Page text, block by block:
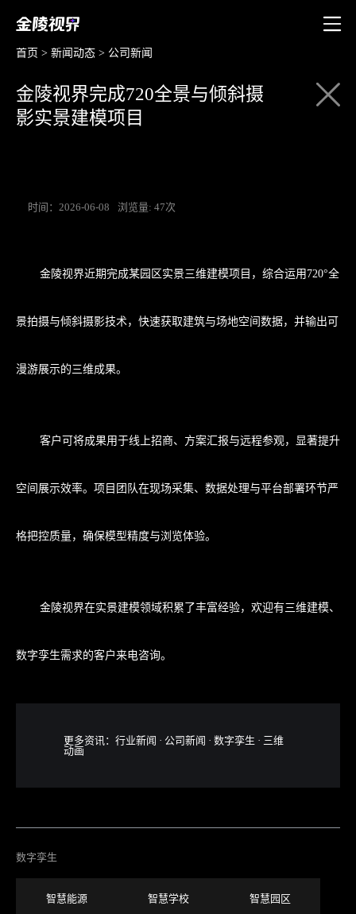
首页 > 新闻动态 > 公司新闻
金陵视界完成720全景与倾斜摄
影实景建模项目
时间：2026-06-08 浏览量: 47次
金陵视界近期完成某园区实景三维建模项目，综合运用720°全
景拍摄与倾斜摄影技术，快速获取建筑与场地空间数据，并输出可
漫游展示的三维成果。
客户可将成果用于线上招商、方案汇报与远程参观，显著提升
空间展示效率。项目团队在现场采集、数据处理与平台部署环节严
格把控质量，确保模型精度与浏览体验。
金陵视界在实景建模领域积累了丰富经验，欢迎有三维建模、
数字孪生需求的客户来电咨询。
更多资讯： 行业新闻 · 公司新闻 · 数字孪生 · 三维
动画
数字孪生
智慧能源 智慧学校 智慧园区